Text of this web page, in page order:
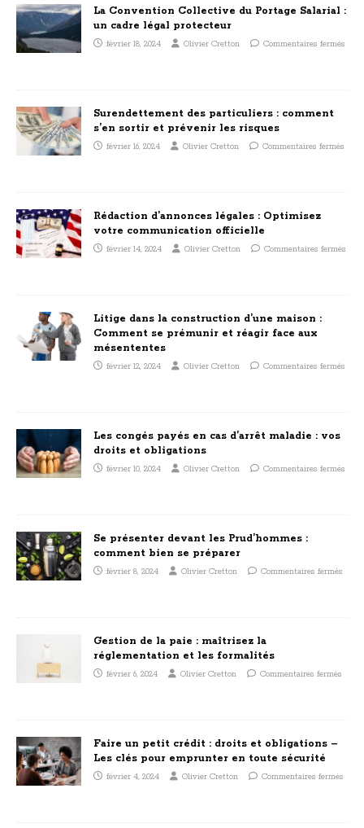
La Convention Collective du Portage Salarial :
un cadre légal protecteur
février 18, 2024 Olivier Cretton Commentaires fermés
Surendettement des particuliers : comment
s’en sortir et prévenir les risques
février 16, 2024 Olivier Cretton Commentaires fermés
Rédaction d’annonces légales : Optimisez
votre communication officielle
février 14, 2024 Olivier Cretton Commentaires fermés
Litige dans la construction d’une maison :
Comment se prémunir et réagir face aux
mésententes
février 12, 2024 Olivier Cretton Commentaires fermés
Les congés payés en cas d’arrêt maladie : vos
droits et obligations
février 10, 2024 Olivier Cretton Commentaires fermés
Se présenter devant les Prud’hommes :
comment bien se préparer
février 8, 2024 Olivier Cretton Commentaires fermés
Gestion de la paie : maîtrisez la
réglementation et les formalités
février 6, 2024 Olivier Cretton Commentaires fermés
Faire un petit crédit : droits et obligations –
Les clés pour emprunter en toute sécurité
février 4, 2024 Olivier Cretton Commentaires fermés